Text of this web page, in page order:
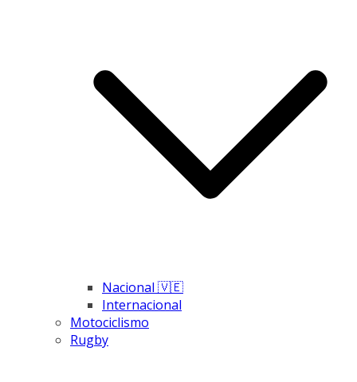
Nacional 🇻🇪
Internacional
Motociclismo
Rugby